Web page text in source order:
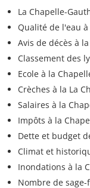
La Chapelle-
Qualité de l'eau
Avis de décès à
Classement des
Ecole à la
Crèches à la La
Salaires à la
Impôts à la
Dette et budget
Climat et
Inondations à la
Nombre de